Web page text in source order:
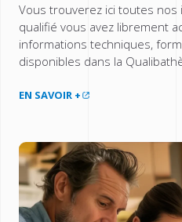
Vous trouverez ici toutes
qualifié vous avez librement
informations techniques,
disponibles dans la
EN SAVOIR +